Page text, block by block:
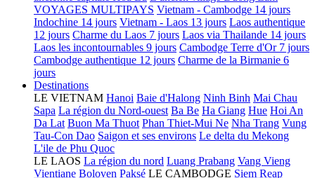
VOYAGES MULTIPAYS Vietnam - Cambodge 14 jours
Indochine 14 jours Vietnam - Laos 13 jours Laos authentique
12 jours Charme du Laos 7 jours Laos via Thailande 14 jours
Laos les incontournables 9 jours Cambodge Terre d'Or 7 jours
Cambodge authentique 12 jours Charme de la Birmanie 6
jours
Destinations
LE VIETNAM Hanoi Baie d'Halong Ninh Binh Mai Chau
Sapa La région du Nord-ouest Ba Be Ha Giang Hue Hoi An
Da Lat Buon Ma Thuot Phan Thiet-Mui Ne Nha Trang Vung
Tau-Con Dao Saigon et ses environs Le delta du Mekong
L'ile de Phu Quoc
LE LAOS La région du nord Luang Prabang Vang Vieng
Vientiane Boloven Paksé LE CAMBODGE Siem Reap